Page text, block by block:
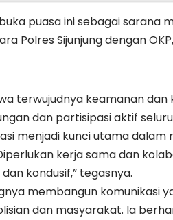
puasa ini sebagai sarana
Polres Sijunjung dengan
terwujudnya keamanan
dan partisipasi aktif
menjadi kunci utama dalam
kerja sama dan
kondusif,” tegasnya.
membangun komunikasi
dan masyarakat. Ia